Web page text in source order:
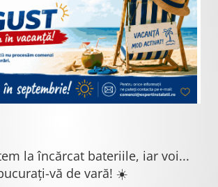
la încărcat bateriile, iar voi...
vă de vară! ☀️